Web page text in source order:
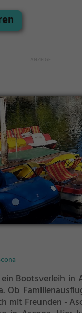
und echte
Bootsverleih in
Ob
mit Freunden -